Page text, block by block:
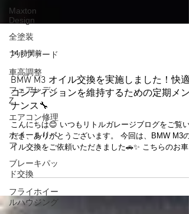
Maxton
Design
全塗装
アルファード
車高調整
フェアレディ
Z
エアコン修理
ホイールリペ
ア
ブレーキパッ
ド交換
フライホイー
ルハウジング
14 時間前
BMW M3 オイル交換を実施しました！快適
コンディションを維持するための定期メン
ナンス🔧
こんにちは😊 いつもリトルガレージブログをご覧い
だき、ありがとうございます。 今回は、BMW M3の
イル交換をご依頼いただきました🚗✨ こちらのお車
は、いつもご利用いただいているお客様のお車です
せない重要なメンテナンスのひとつです。 定期的に
換することで、エンジン内部を良好な状態に保ち、